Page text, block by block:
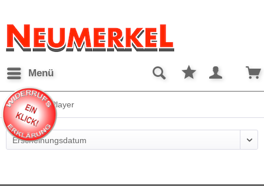
Menü
Recorder & Player